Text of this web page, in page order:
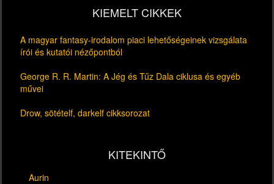
KIEMELT CIKKEK
A magyar fantasy-irodalom piaci lehetőségeinek vizsgálata
írói és kutatói nézőpontból
George R. R. Martin: A Jég és Tűz Dala ciklusa és egyéb
művei
Drow, sötételf, darkelf cikksorozat
KITEKINTŐ
Aurin